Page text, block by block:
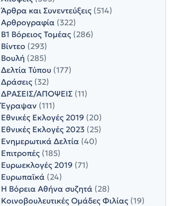
Άρθρα και Συνεντεύξεις(514)
Αρθρογραφία(322)
Β1 Βόρειος Τομέας(286)
Βίντεο (293)
Βουλή (285)
Δελτία Τύπου(177)
Δράσεις(32)
ΔΡΑΣΕΙΣ/ΑΠΟΨΕΙΣ(11)
Έγραψαν (111)
Εθνικές Εκλογές 2019 (20)
Εθνικές Εκλογές 2023(25)
Ενημερωτικά Δελτία(40)
Επιτροπές(185)
Ευρωεκλογές 2019 (71)
Ευρωπαϊκά(24)
Η Βόρεια Αθήνα συζητά(28)
Κοινοβουλευτικές Ομάδες Φιλίας(19)